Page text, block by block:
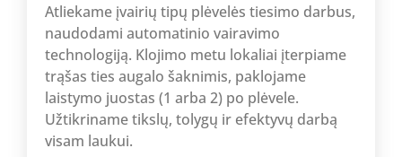
Atliekame įvairių tipų plėvelės tiesimo darbus,
naudodami automatinio vairavimo
technologiją. Klojimo metu lokaliai įterpiame
trąšas ties augalo šaknimis, paklojame
laistymo juostas (1 arba 2) po plėvele.
Užtikriname tikslų, tolygų ir efektyvų darbą
visam laukui.